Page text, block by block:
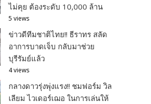
ไม่คุย ต้องระดับ 10,000 ล้าน
5 views
ข่าวดีทีมชาติไทย!! ธีราทร สลัด
อาการบาดเจ็บ กลับมาช่วย
บุรีรัมย์แล้ว
4 views
กลางดาวรุ่งพุ่งแรง!! ชมฟอร์ม วิล
เลียม ไวเดอร์เฌอ ในการเล่นให้